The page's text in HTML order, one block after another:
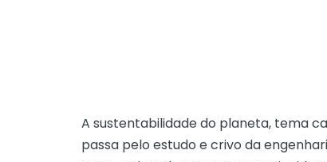
A sustentabilidade do planeta, tema
passa pelo estudo e crivo da